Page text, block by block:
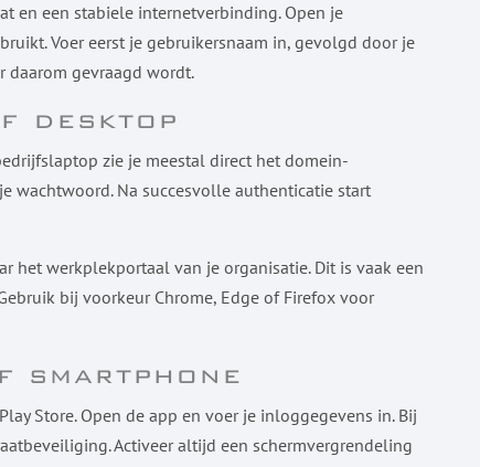
en een stabiele internetverbinding. Open je
Voer eerst je gebruikersnaam in, gevolgd door je
daarom gevraagd wordt.
desktop
zie je meestal direct het domein-
wachtwoord. Na succesvolle authenticatie start
het werkplekportaal van je organisatie. Dit is vaak een
bij voorkeur Chrome, Edge of Firefox voor
smartphone
Store. Open de app en voer je inloggegevens in. Bij
Activeer altijd een schermvergrendeling